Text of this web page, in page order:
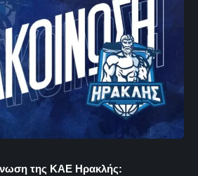
της ΚΑΕ Ηρακλής: